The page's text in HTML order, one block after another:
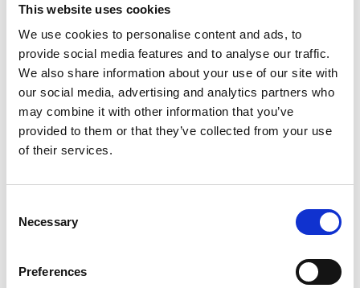
This website uses cookies
We use cookies to personalise content and ads, to
provide social media features and to analyse our traffic.
We also share information about your use of our site with
our social media, advertising and analytics partners who
may combine it with other information that you’ve
provided to them or that they’ve collected from your use
of their services.
Selection
Necessary
Preferences
Ciao a tutti, sono Jacopo. Sono un ragazzo
della provincia di Verona che studia
Scienze della Comunicazione, con il sogno
di diventare un giornalista sportivo. Lo sport
è stato, ed è ancora, il filo conduttore della
mia vita, la mia più grande passione. Fin da
Categorie:Redattori